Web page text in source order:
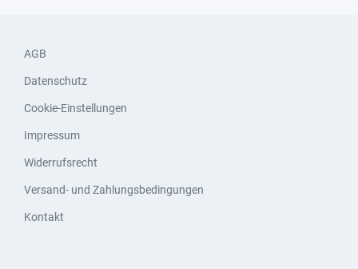
AGB
Datenschutz
Cookie-Einstellungen
Impressum
Widerrufsrecht
Versand- und Zahlungsbedingungen
Kontakt